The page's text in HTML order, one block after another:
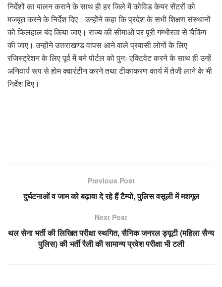
निर्देशों का पालन कराने के साथ ही हर जिले में कोविड केयर सेंटरों को
मजबूत करने के निर्देश दिए। उन्होंने कहा कि प्रदेश के सभी शिक्षण संस्थानों
को फिलहाल बंद किया जाए। राज्य की सीमाओं पर पूरी गम्भीरता से चैकिंग
की जाए। उन्होंने उत्तराखण्ड वापस आने वाले प्रवासी लोगों के लिए
रजिस्ट्रेशन के लिए पूर्व में बने पोर्टल को पुनः एक्टिवेट करने के साथ ही उन्हें
अनिवार्य रूप से होम क्वारंटीन करने तथा टीकाकरण कार्य में तेजी लाने के भी
निर्देश दिए।
Previous Post
दुर्घटनाओं व जाम को बढ़ावा दे रहे हैं टैम्पो, पुलिस वसूली में मशगूल
Next Post
थल सेना भर्ती की लिखित परीक्षा स्थगित, सैनिक जनरल ड्यूटी (महिला सैन्य
पुलिस) की भर्ती रैली की सामान्य प्रवेश परीक्षा भी टली